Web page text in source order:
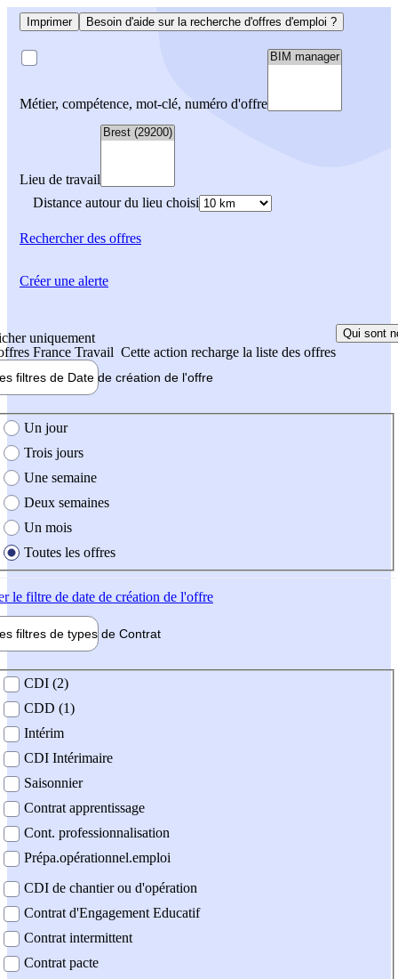
Imprimer Besoin d'aide sur la recherche d'offres d'emploi ?
Métier, compétence, mot-clé, numéro d'offre
Lieu de travail
Distance autour du lieu choisi
Rechercherdes offres
uniquement
France Travail Cette action recharge la liste des offres
Qui sont
filtres de Date de création de l'offre
création de l'offre
Un jour
Trois jours
Une semaine
Deux semaines
Un mois
Toutes les offres
le filtre de date de création de l'offre
filtres de types de Contrat
contrat
CDI (2)
CDD (1)
Intérim
CDI Intérimaire
Saisonnier
Contrat apprentissage
Cont. professionnalisation
Prépa.opérationnel.emploi
CDI de chantier ou d'opération
Contrat d'Engagement Educatif
Contrat intermittent
Contrat pacte
Créer une alerte